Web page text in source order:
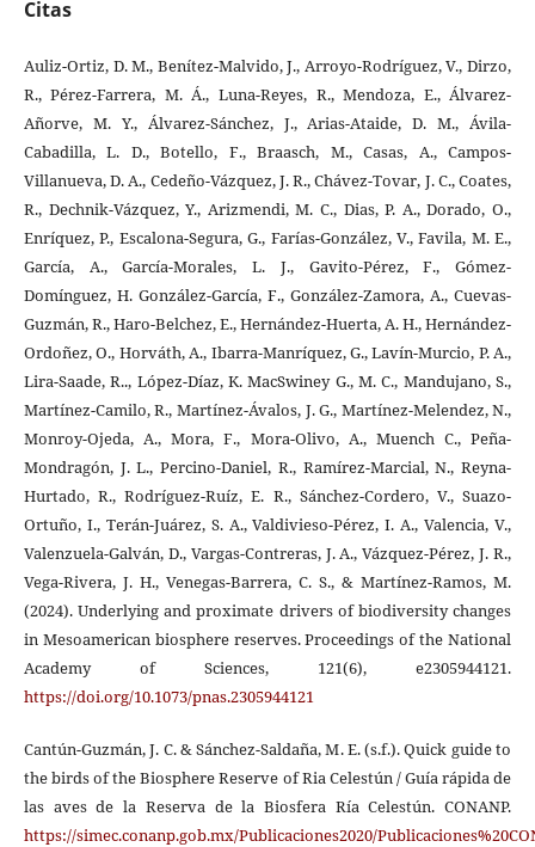
Citas
Auliz-Ortiz, D. M., Benítez-Malvido, J., Arroyo-Rodríguez, V., Dirzo,
R., Pérez-Farrera, M. Á., Luna-Reyes, R., Mendoza, E., Álvarez-
Añorve, M. Y., Álvarez-Sánchez, J., Arias-Ataide, D. M., Ávila-
Cabadilla, L. D., Botello, F., Braasch, M., Casas, A., Campos-
Villanueva, D. A., Cedeño-Vázquez, J. R., Chávez-Tovar, J. C., Coates,
R., Dechnik-Vázquez, Y., Arizmendi, M. C., Dias, P. A., Dorado, O.,
Enríquez, P., Escalona-Segura, G., Farías-González, V., Favila, M. E.,
García, A., García-Morales, L. J., Gavito-Pérez, F., Gómez-
Domínguez, H. González-García, F., González-Zamora, A., Cuevas-
Guzmán, R., Haro-Belchez, E., Hernández-Huerta, A. H., Hernández-
Ordoñez, O., Horváth, A., Ibarra-Manríquez, G., Lavín-Murcio, P. A.,
Lira-Saade, R.., López-Díaz, K. MacSwiney G., M. C., Mandujano, S.,
Martínez-Camilo, R., Martínez-Ávalos, J. G., Martínez-Melendez, N.,
Monroy-Ojeda, A., Mora, F., Mora-Olivo, A., Muench C., Peña-
Mondragón, J. L., Percino-Daniel, R., Ramírez-Marcial, N., Reyna-
Hurtado, R., Rodríguez-Ruíz, E. R., Sánchez-Cordero, V., Suazo-
Ortuño, I., Terán-Juárez, S. A., Valdivieso-Pérez, I. A., Valencia, V.,
Valenzuela-Galván, D., Vargas-Contreras, J. A., Vázquez-Pérez, J. R.,
Vega-Rivera, J. H., Venegas-Barrera, C. S., & Martínez-Ramos, M.
(2024). Underlying and proximate drivers of biodiversity changes
in Mesoamerican biosphere reserves. Proceedings of the National
Academy of Sciences, 121(6), e2305944121.
https://doi.org/10.1073/pnas.2305944121
Cantún-Guzmán, J. C. & Sánchez-Saldaña, M. E. (s.f.). Quick guide to
the birds of the Biosphere Reserve of Ria Celestún / Guía rápida de
las aves de la Reserva de la Biosfera Ría Celestún. CONANP.
https://simec.conanp.gob.mx/Publicaciones2020/